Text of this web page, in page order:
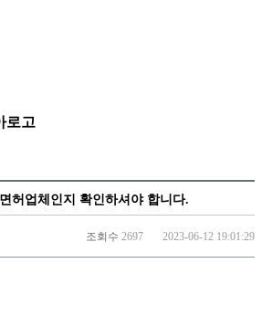
허업체인지 확인하셔야 합니다.
조회수 2697 2023-06-12 19:01:29